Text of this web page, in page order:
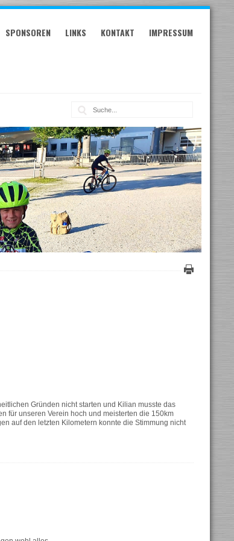
SPONSOREN LINKS KONTAKT IMPRESSUM
Suche:
Gründen nicht starten und Kilian musste das
für unseren Verein hoch und meisterten die 150km
auf den letzten Kilometern konnte die Stimmung nicht